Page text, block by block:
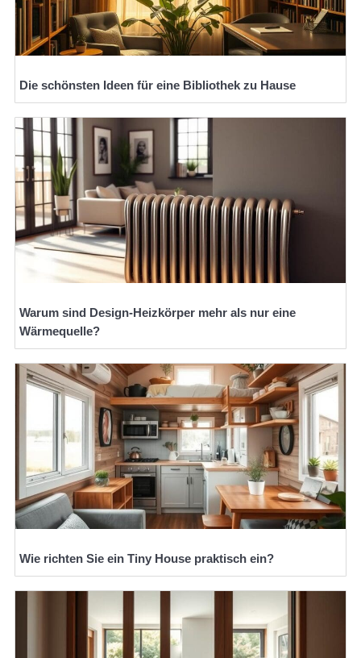
Die schönsten Ideen für eine Bibliothek zu Hause
Warum sind Design-Heizkörper mehr als nur eine
Wärmequelle?
Wie richten Sie ein Tiny House praktisch ein?